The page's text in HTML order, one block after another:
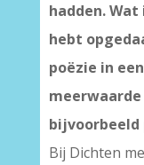
hadden.
hebt
poëzie in
bijvoorbeeld
Bij Dichten